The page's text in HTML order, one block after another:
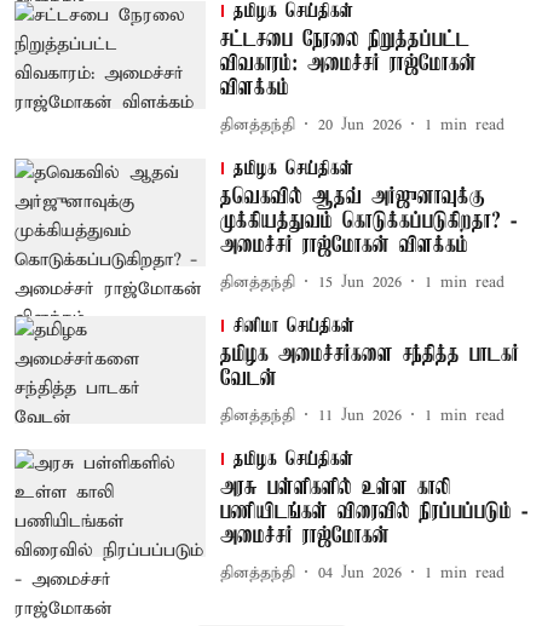
தமிழக செய்திகள்
சட்டசபை நேரலை நிறுத்தப்பட்ட
விவகாரம்: அமைச்சர் ராஜ்மோகன்
விளக்கம்
தினத்தந்தி 20 Jun 2026 1 min read
தமிழக செய்திகள்
தவெகவில் ஆதவ் அர்ஜுனாவுக்கு
முக்கியத்துவம் கொடுக்கப்படுகிறதா? -
அமைச்சர் ராஜ்மோகன் விளக்கம்
தினத்தந்தி 15 Jun 2026 1 min read
சினிமா செய்திகள்
தமிழக அமைச்சர்களை சந்தித்த பாடகர்
வேடன்
தினத்தந்தி 11 Jun 2026 1 min read
தமிழக செய்திகள்
அரசு பள்ளிகளில் உள்ள காலி
பணியிடங்கள் விரைவில் நிரப்பப்படும் -
அமைச்சர் ராஜ்மோகன்
தினத்தந்தி 04 Jun 2026 1 min read